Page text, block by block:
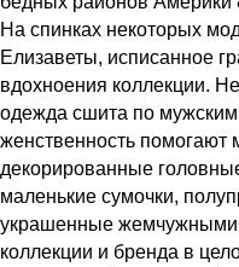
На спинках некоторых
Елизаветы, исписанное
вдохноения коллекции.
одежда сшита по мужским
женственность помогают
декорированные
маленькие сумочки,
украшенные
коллекции и бренда в